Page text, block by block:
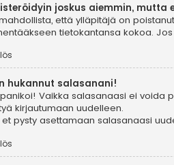
joskus aiemmin, mutta
että ylläpitäjä on
tietokantansa kokoa.
hukannut salasanani!
Vaikka salasanaasi ei voida
kirjautumaan uudelleen.
et pysty asettamaan salasanaasi